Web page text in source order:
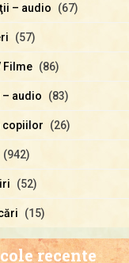
– audio (67)
(57)
Filme (86)
audio (83)
copiilor (26)
(942)
(52)
(15)
recente